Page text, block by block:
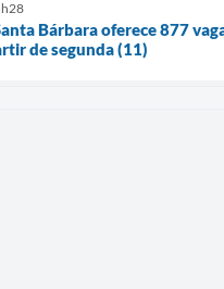
Bárbara oferece 877
de segunda (11)